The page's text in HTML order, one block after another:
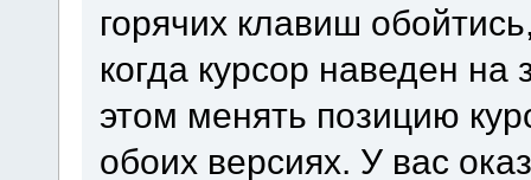
горячих клавиш
когда курсор наведен
этом менять позицию
обоих версиях. У вас